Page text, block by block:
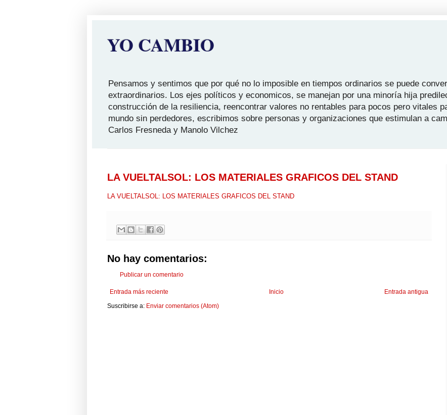
YO CAMBIO
Pensamos y sentimos que por qué no lo imposible en tiempos ordinarios se puede
extraordinarios. Los ejes políticos y economicos, se manejan por una minoría hija
construcción de la resiliencia, reencontrar valores no rentables para pocos pero vitales
mundo sin perdedores, escribimos sobre personas y organizaciones que estimulan a
Carlos Fresneda y Manolo Vilchez
LA VUELTALSOL: LOS MATERIALES GRAFICOS DEL STAND
LA VUELTALSOL: LOS MATERIALES GRAFICOS DEL STAND
No hay comentarios:
Publicar un comentario
Entrada más reciente Entrada antigua
Inicio
Suscribirse a: Enviar comentarios (Atom)